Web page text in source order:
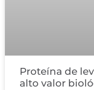
Proteína de
alto valor